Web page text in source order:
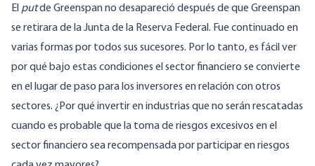
El putde Greenspan no desapareció después de que Greenspan
se retirara de la Junta de la Reserva Federal. Fue continuado en
varias formas por todos sus sucesores. Por lo tanto, es fácil ver
por qué bajo estas condiciones el sector financiero se convierte
en el lugar de paso para los inversores en relación con otros
sectores. ¿Por qué invertir en industrias que no serán rescatadas
cuando es probable que la toma de riesgos excesivos en el
sector financiero sea recompensada por participar en riesgos